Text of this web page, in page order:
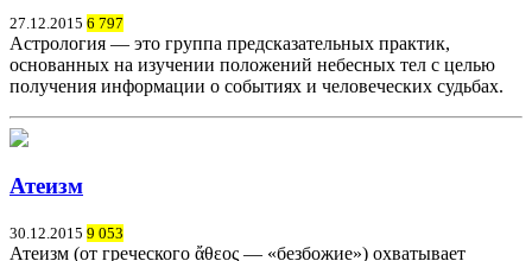
27.12.2015 6 797
Астрология — это группа предсказательных практик,
основанных на изучении положений небесных тел с целью
получения информации о событиях и человеческих судьбах.
Атеизм
30.12.2015 9 053
Атеизм (от греческого ἄθεος — «безбожие») охватывает